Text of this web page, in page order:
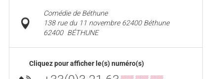
Comédie de Béthune
138 rue du 11 novembre 62400 Béthune
62400 BÉTHUNE
Cliquez pour afficher le(s) numéro(s)